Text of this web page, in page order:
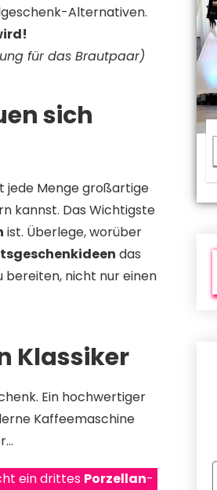
Alternativen.
für das Brautpaar)
sich
jede Menge großartige
kannst. Das Wichtigste
ist. Überlege, worüber
das
bereiten, nicht nur einen
Klassiker
Ein hochwertiger
Kaffeemaschine
ein drittes Porzellan-